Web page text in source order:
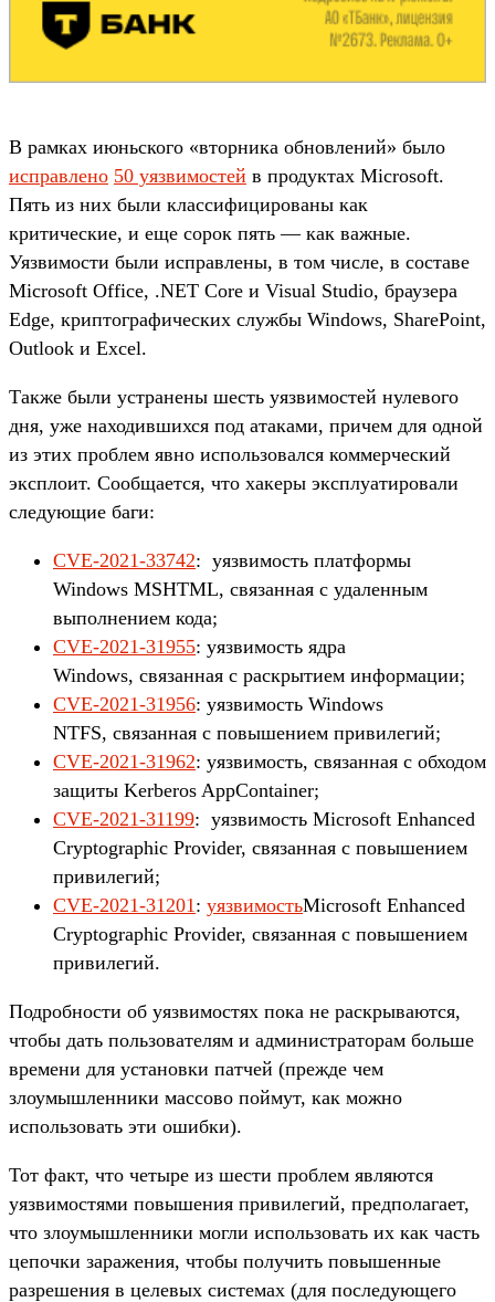
В рамках июньского «вторника обновлений» было
исправлено 50 уязвимостей в продуктах Microsoft.
Пять из них были классифицированы как
критические, и еще сорок пять — как важные.
Уязвимости были исправлены, в том числе, в составе
Microsoft Office, .NET Core и Visual Studio, браузера
Edge, криптографических службы Windows, SharePoint,
Outlook и Excel.
Также были устранены шесть уязвимостей нулевого
дня, уже находившихся под атаками, причем для одной
из этих проблем явно использовался коммерческий
эксплоит. Сообщается, что хакеры эксплуатировали
следующие баги:
CVE-2021-33742: уязвимость платформы
Windows MSHTML, связанная с удаленным
выполнением кода;
CVE-2021-31955: уязвимость ядра
Windows, связанная с раскрытием информации;
CVE-2021-31956: уязвимость Windows
NTFS, связанная с повышением привилегий;
CVE-2021-31962: уязвимость, связанная с обходом
защиты Kerberos AppContainer;
CVE-2021-31199: уязвимость Microsoft Enhanced
Cryptographic Provider, связанная с повышением
привилегий;
CVE-2021-31201 : уязвимостьMicrosoft Enhanced
Cryptographic Provider, связанная с повышением
привилегий.
Подробности об уязвимостях пока не раскрываются,
чтобы дать пользователям и администраторам больше
времени для установки патчей (прежде чем
злоумышленники массово поймут, как можно
использовать эти ошибки).
Тот факт, что четыре из шести проблем являются
уязвимостями повышения привилегий, предполагает,
что злоумышленники могли использовать их как часть
цепочки заражения, чтобы получить повышенные
разрешения в целевых системах (для последующего